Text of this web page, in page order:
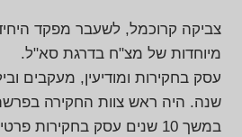
צביקה קרוכמל, לשעבר מפקד
מיוחדות של מצ"ח בדרגת סא"ל.
שנה. היה ראש צוות החקירה
במשך 10 שנים עסק בחקירות פרטיות.